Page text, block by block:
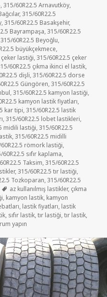
,315/60R22.5 Arnavutköy,
,315/60R22.5
,315/60R22.5 Basakşehir,
Bayrampaşa,315/60R22.5
315/60R22.5 Beyoğlu,
büyükçekmece,
lastiği,315/60R22.5 çeker
60R22.5 çıkma ikinci el lastik,
dişli,315/60R22.5 dorse
Güngören,315/60R22.5
,315/60R22.5 kamyon lastiği,
kamyon lastik fiyatları,
kar tipi,315/60R22.5 lastik
,315/60R22.5 lobet lastikleri,
midili lastiği,315/60R22.5
,315/60R22.5 midilli
römork lastiği,
60R22.5 sıfır kaplama,
Taksim,315/60R22.5
,315/60R22.5 tır lastiği,
Tozkoparan,315/60R22.5
Etiketler
az kullanılmış lastikler, çıkma
, kamyon lastik, kamyon
, lastik fiyatları, lastik
, sıfır lastik,tır lastiği,tır lastik,
İKİNCİ EL ÇIKMA LASTİKLER için
yapın